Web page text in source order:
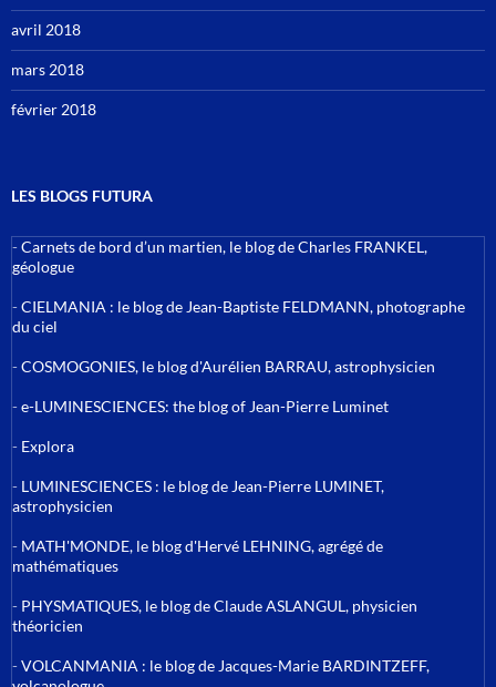
avril 2018
mars 2018
février 2018
LES BLOGS FUTURA
-Carnets de bord d’un martien, le blog de Charles FRANKEL,
géologue
-CIELMANIA : le blog de Jean-Baptiste FELDMANN, photographe
du ciel
-COSMOGONIES, le blog d'Aurélien BARRAU, astrophysicien
-e-LUMINESCIENCES: the blog of Jean-Pierre Luminet
- Explora
- LUMINESCIENCES : le blog de Jean-Pierre LUMINET,
astrophysicien
- MATH'MONDE, le blog d'Hervé LEHNING, agrégé de
mathématiques
- PHYSMATIQUES, le blog de Claude ASLANGUL, physicien
théoricien
-VOLCANMANIA : le blog de Jacques-Marie BARDINTZEFF,